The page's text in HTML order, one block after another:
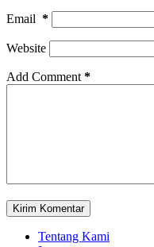
Email *
Website
Add Comment *
Kirim Komentar
Tentang Kami